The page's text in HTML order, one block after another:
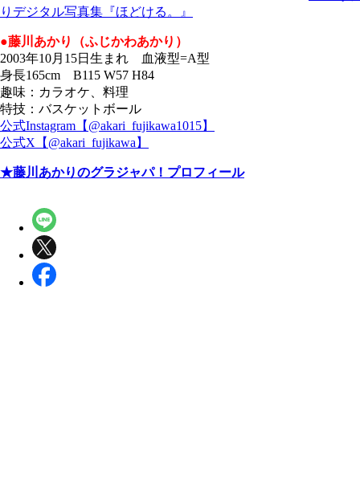
りデジタル写真集『ほどける。』
●藤川あかり（ふじかわあかり）
2003年10月15日生まれ 血液型=A型
身長165cm B115 W57 H84
趣味：カラオケ、料理
特技：バスケットボール
公式Instagram【@akari_fujikawa1015】
公式X【@akari_fujikawa】
★藤川あかりのグラジャパ！プロフィール